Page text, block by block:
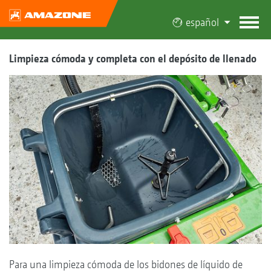
español
Limpieza cómoda y completa con el depósito de llenado
Para una limpieza cómoda de los bidones de líquido de